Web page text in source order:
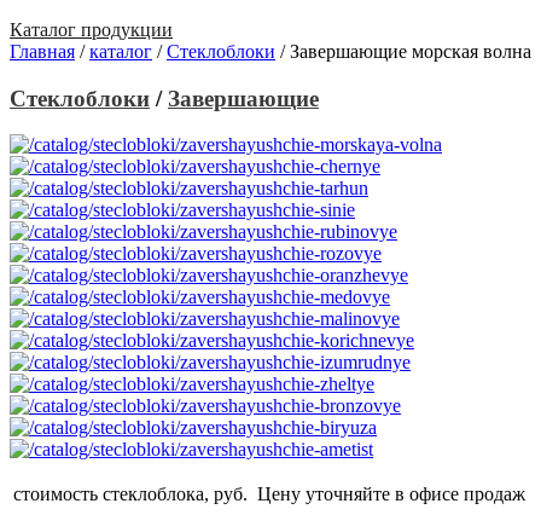
Каталог продукции
Главная /каталог /Стеклоблоки /Завершающие морская волна
Стеклоблоки / Завершающие
стоимость стеклоблока, руб. Цену уточняйте в офисе продаж